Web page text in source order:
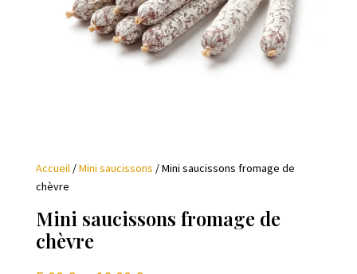
Accueil/Mini saucissons / Mini saucissons fromage de
chèvre
Mini saucissons fromage de
chèvre